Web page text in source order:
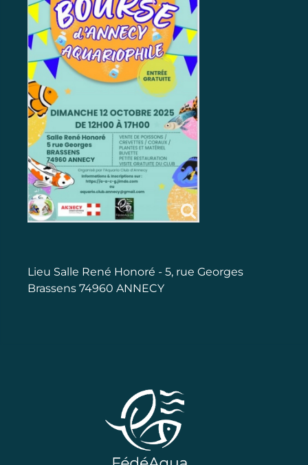
Lieu Salle René Honoré - 5, rue Georges
Brassens 74960 ANNECY